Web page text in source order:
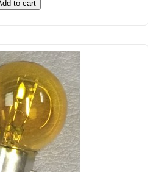
to cart